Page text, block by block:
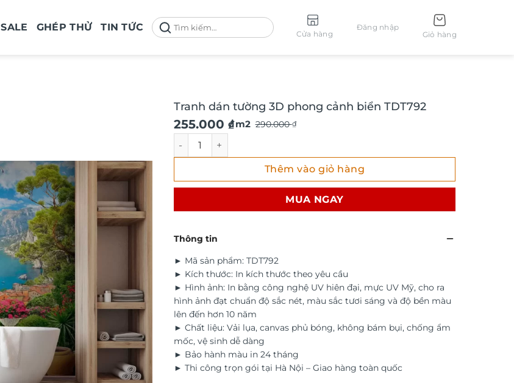
SALE GHÉP THỬ TIN TỨC
Tìm
kiếm:
Cửa hàng
Đăng nhập
Giỏ hàng
Tranh dán tường 3D phong cảnh biển TDT792
290.000₫
Giá
gốc
là:
290.000 ₫.
255.000 ₫
Giá
hiện
tại
là:
/ m2
Tranh dán tường 3D phong cảnh biển TDT792 số lượng
Thêm vào giỏ hàng
MUA NGAY
Thông tin
► Mã sản phẩm: TDT792
► Kích thước: In kích thước theo yêu cầu
► Hình ảnh: In bằng công nghệ UV hiên đại, mực UV Mỹ, cho ra
hình ảnh đạt chuẩn độ sắc nét, màu sắc tươi sáng và độ bền màu
lên đến hơn 10 năm
► Chất liệu: Vải lụa, canvas phủ bóng, không bám bụi, chống ẩm
mốc, vệ sinh dễ dàng
► Bảo hành màu in 24 tháng
► Thi công trọn gói tại Hà Nội – Giao hàng toàn quốc